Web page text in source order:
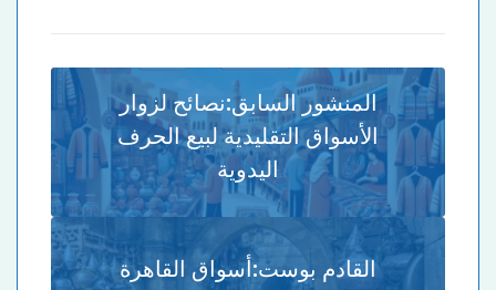
المنشور السابق:نصائح لزوار
الأسواق التقليدية لبيع الحرف
اليدوية
القادم بوست:أسواق القاهرة